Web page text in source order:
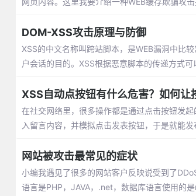
DOM-XSS攻击原理与防御
XSS的中文名称叫跨站脚本，是WEB漏洞中比
户会话的目的。XSS根据恶意脚本的传递方式可
XSS自动点按钮有什么危害？如何让
在社交网络里，很多操作都是通过点击按钮发
入留言内容，并模拟点击发表按钮，于是就能
网站被攻击最常见的症状
小编我遇见了很多的网站客户反映说受到了
语言是PHP，JAVA，.net，数据库语言使用的